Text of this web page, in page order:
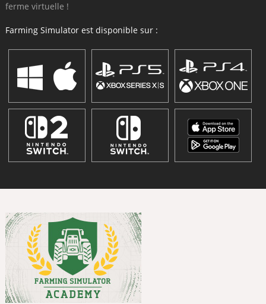
ferme virtuelle !
Farming Simulator est disponible sur :